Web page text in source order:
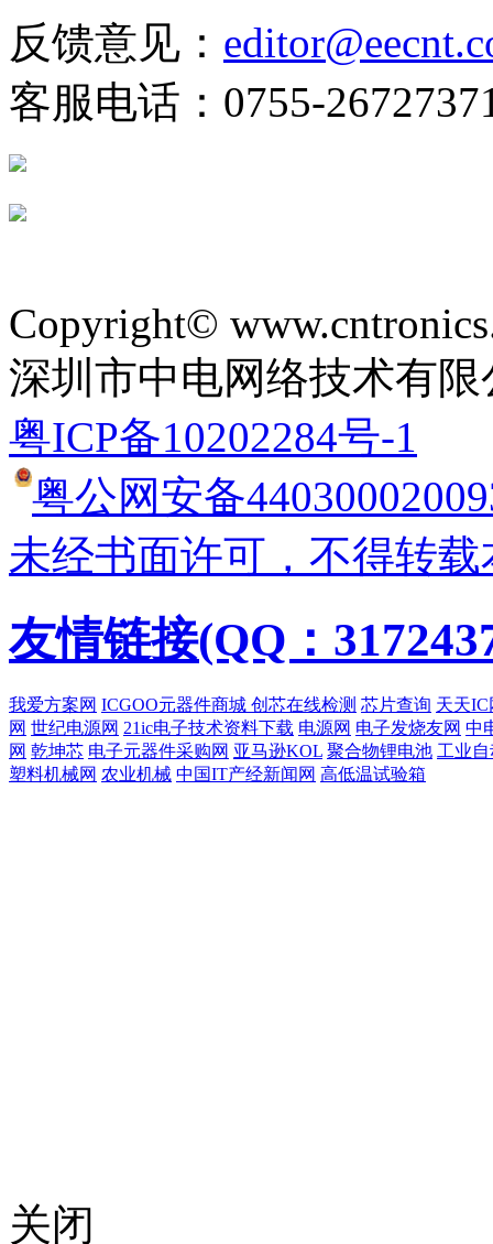
反馈意见：
客服电话：0755-
Copyright©
深圳市中电网络技术有
粤ICP备10202284号-1
粤公网安备
未经书面许可，不得转
友情链接(QQ：
我爱方案网 ICGOO元器件商城 创芯在线检测 芯片查询 天天IC
网 世纪电源网 21ic电子技术资料下载 电源网 电子发烧友网 中
网 乾坤芯 电子元器件采购网 亚马逊KOL 聚合物锂电池 工业
塑料机械网 农业机械 中国IT产经新闻网 高低温试验箱
关闭